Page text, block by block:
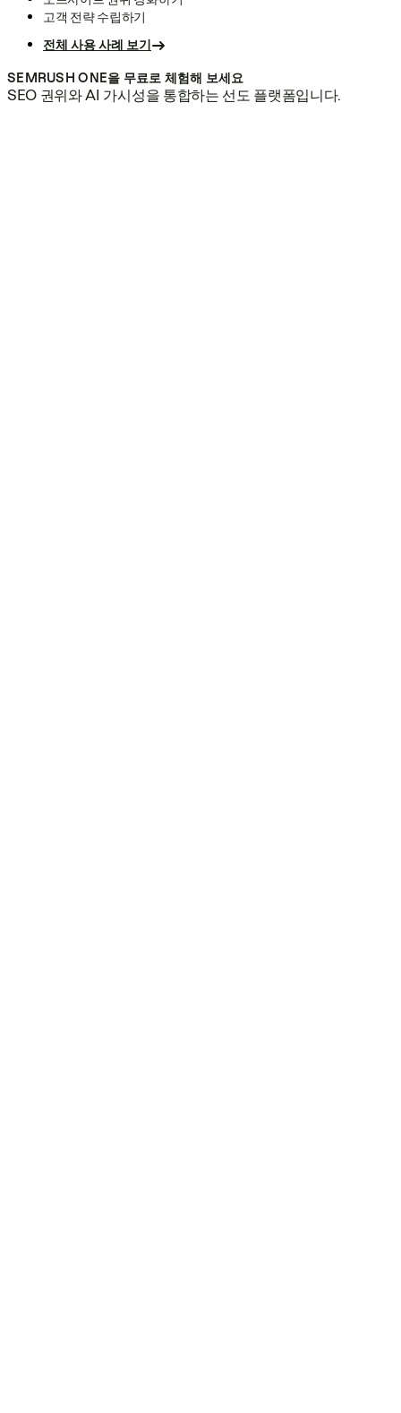
고객 전략 수립하기
전체 사용 사례 보기
SEMRUSH ONE을 무료로 체험해 보세요
SEO 권위와 AI 가시성을 통합하는 선도 플랫폼입니다.